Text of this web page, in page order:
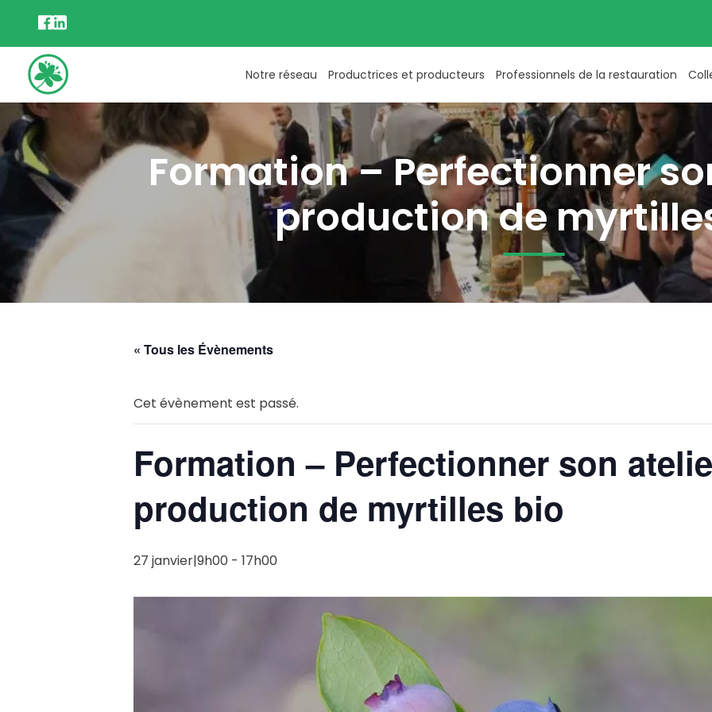
Notre réseau Productrices et producteurs Professionnels de la restauration
Formation – Perfectionner
production de
« Tous les Évènements
Cet évènement est passé.
Formation – Perfectionner son
production de myrtilles bio
27 janvier|9h00 - 17h00